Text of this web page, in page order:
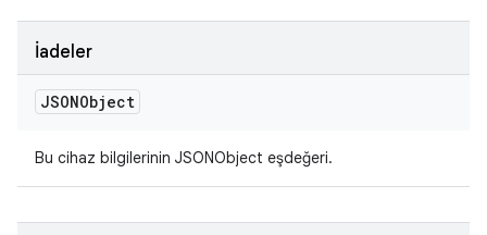
İadeler
JSONObject
Bu cihaz bilgilerinin JSONObject eşdeğeri.